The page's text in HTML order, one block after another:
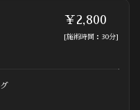
￥2,800
[施術時間：30分]